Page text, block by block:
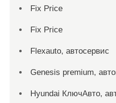
Fix Price
Fix Price
Flexauto, автосервис
Genesis premium,
Hyundai КлючАвто,